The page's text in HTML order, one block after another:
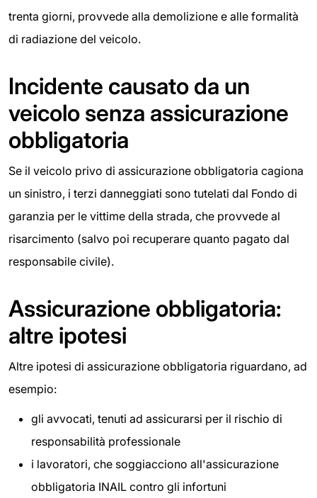
trenta giorni, provvede alla demolizione e alle formalità
di radiazione del veicolo.
Incidente causato da un
veicolo senza assicurazione
obbligatoria
Se il veicolo privo di assicurazione obbligatoria cagiona
un sinistro, i terzi danneggiati sono tutelati dal Fondo di
garanzia per le vittime della strada, che provvede al
risarcimento (salvo poi recuperare quanto pagato dal
responsabile civile).
Assicurazione obbligatoria:
altre ipotesi
Altre ipotesi di assicurazione obbligatoria riguardano, ad
esempio:
gli avvocati, tenuti ad assicurarsi per il rischio di
responsabilità professionale
i lavoratori, che soggiacciono all'assicurazione
obbligatoria INAIL contro gli infortuni